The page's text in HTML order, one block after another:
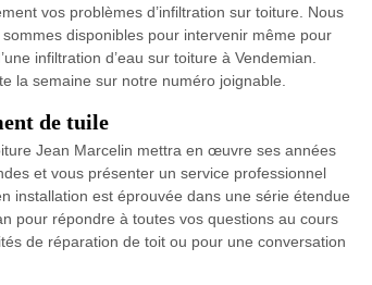
vos problèmes d’infiltration sur toiture. Nous
disponibles pour intervenir même pour
infiltration d’eau sur toiture à Vendemian.
la semaine sur notre numéro joignable.
de tuile
Jean Marcelin mettra en œuvre ses années
et vous présenter un service professionnel
installation est éprouvée dans une série étendue
pour répondre à toutes vos questions au cours
de réparation de toit ou pour une conversation